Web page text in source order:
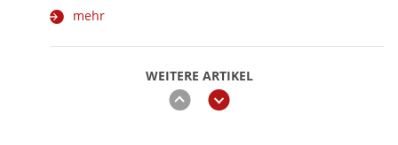
WEITERE ARTIKEL
zurückweiter
mehr